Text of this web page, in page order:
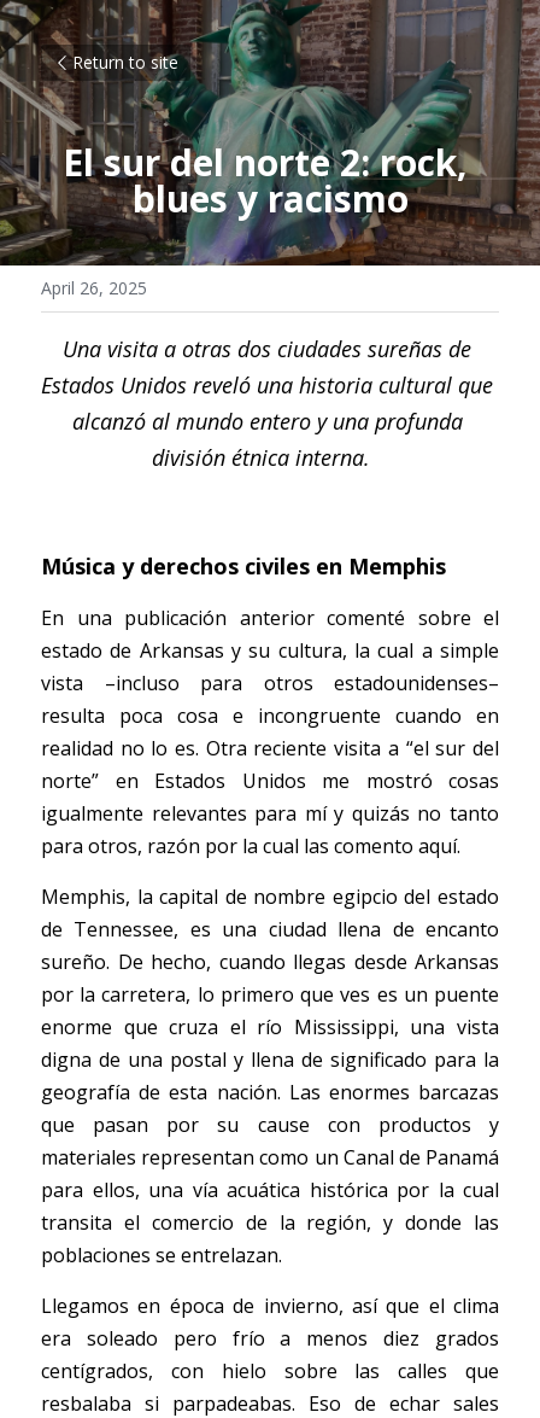
Return to site
El sur del norte 2: rock,
blues y racismo
April 26, 2025
Una visita a otras dos ciudades sureñas de
Estados Unidos reveló una historia cultural que
alcanzó al mundo entero y una profunda
división étnica interna.
Música y derechos civiles en Memphis
En una publicación anterior comenté sobre el
estado de Arkansas y su cultura, la cual a simple
vista –incluso para otros estadounidenses–
resulta poca cosa e incongruente cuando en
realidad no lo es. Otra reciente visita a “el sur del
norte” en Estados Unidos me mostró cosas
igualmente relevantes para mí y quizás no tanto
para otros, razón por la cual las comento aquí.
Memphis, la capital de nombre egipcio del estado
de Tennessee, es una ciudad llena de encanto
sureño. De hecho, cuando llegas desde Arkansas
por la carretera, lo primero que ves es un puente
enorme que cruza el río Mississippi, una vista
digna de una postal y llena de significado para la
geografía de esta nación. Las enormes barcazas
que pasan por su cause con productos y
materiales representan como un Canal de Panamá
para ellos, una vía acuática histórica por la cual
transita el comercio de la región, y donde las
poblaciones se entrelazan.
Llegamos en época de invierno, así que el clima
era soleado pero frío a menos diez grados
centígrados, con hielo sobre las calles que
resbalaba si parpadeabas. Eso de echar sales